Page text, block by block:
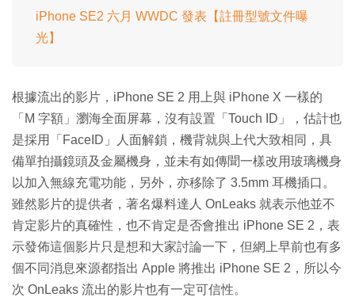
iPhone SE2 六月 WWDC 發表【註冊型號文件曝
光】
根據流出的影片，iPhone SE 2 用上與 iPhone X 一樣的
「M 字額」瀏海全面屏幕，沒有設置「Touch ID」，估計也
是採用「FaceID」人面解鎖，機背就與上代大致相同，具
備單拍攝鏡頭及金屬機身，並未有如傳聞一樣改用玻璃機身
以加入無線充電功能，另外，亦移除了 3.5mm 耳機插口。
雖然影片的提供者，著名爆料達人 OnLeaks 就表示他並不
肯定影片的真確性，也不肯定是否會推出 iPhone SE 2，表
示發佈這個影片只是想和大家討論一下，但網上早前也有多
個不同消息來源都指出 Apple 將推出 iPhone SE 2，所以今
次 OnLeaks 流出的影片也有一定可信性。